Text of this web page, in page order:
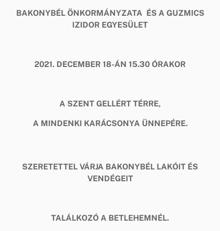
BAKONYBÉL ÖNKORMÁNYZATA ÉS A GUZMICS
IZIDOR EGYESÜLET
2021. DECEMBER 18-ÁN 15.30 ÓRAKOR
A SZENT GELLÉRT TÉRRE,
A MINDENKI KARÁCSONYA ÜNNEPÉRE.
SZERETETTEL VÁRJA BAKONYBÉL LAKÓIT ÉS
VENDÉGEIT
TALÁLKOZÓ A BETLEHEMNÉL.